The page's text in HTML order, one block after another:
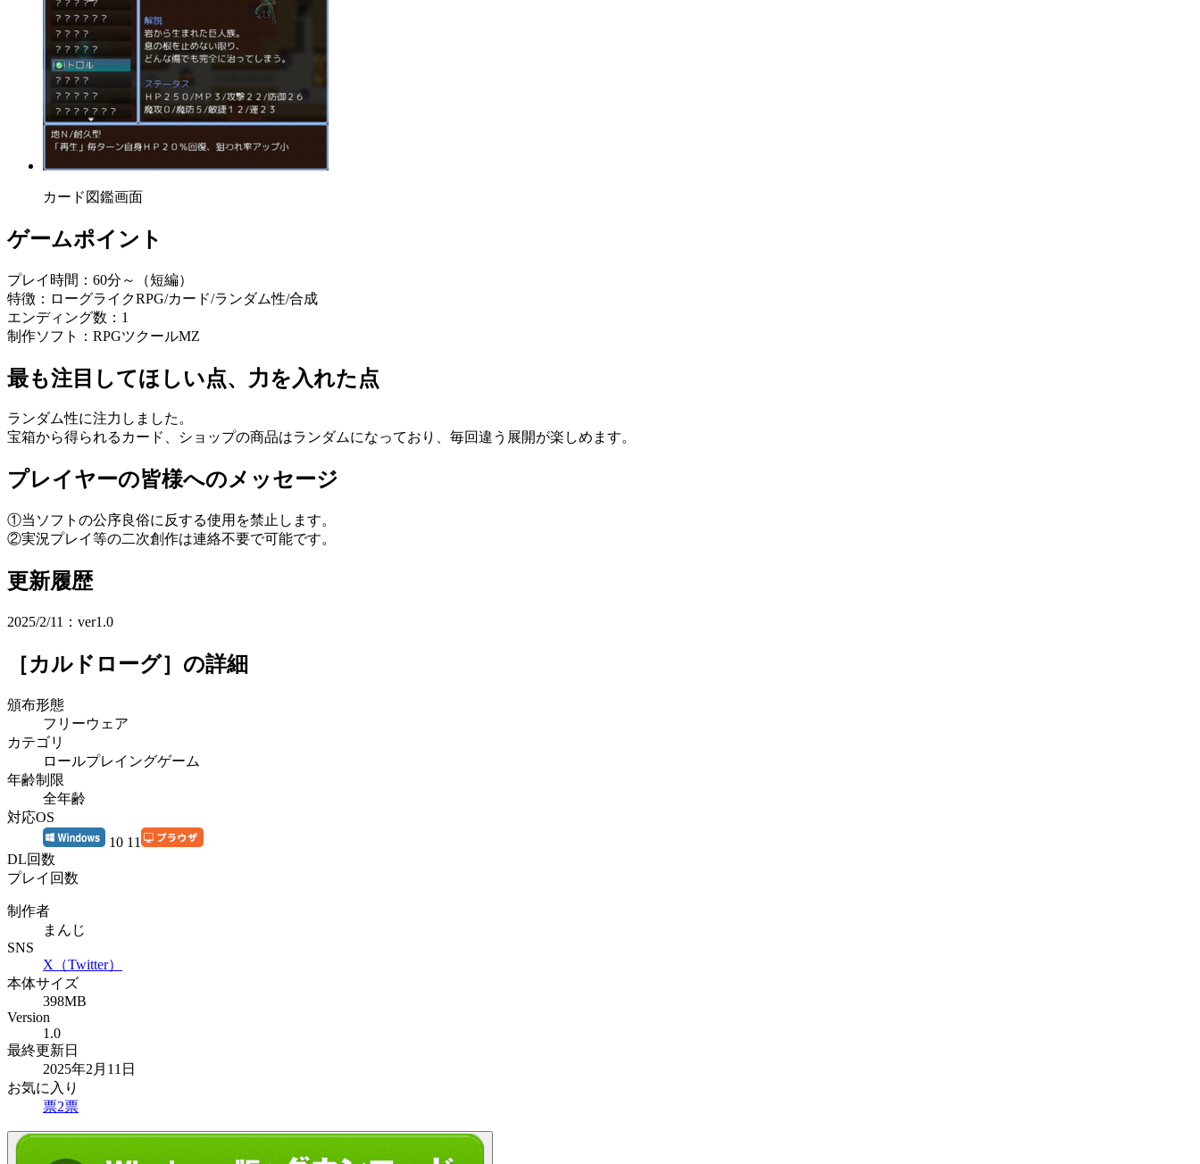
カード図鑑画面
ゲームポイント
プレイ時間：60分～（短編）
特徴：ローグライクRPG/カード/ランダム性/合成
エンディング数：1
制作ソフト：RPGツクールMZ
最も注目してほしい点、力を入れた点
ランダム性に注力しました。
宝箱から得られるカード、ショップの商品はランダムになっており、毎回違う展開が楽しめます。
プレイヤーの皆様へのメッセージ
①当ソフトの公序良俗に反する使用を禁止します。
②実況プレイ等の二次創作は連絡不要で可能です。
更新履歴
2025/2/11：ver1.0
［カルドローグ］ の詳細
頒布形態
フリーウェア
カテゴリ
ロールプレイングゲーム
年齢制限
全年齢
対応OS
10 11
DL回数
プレイ回数
制作者
まんじ
SNS
X（Twitter）
本体サイズ
398MB
Version
1.0
最終更新日
2025年2月11日
お気に入り
票2票